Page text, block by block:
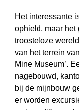
Het interessante
ophield, maar het
troosteloze
van het terrein
Mine Museum’.
nagebouwd,
bij de mijnbouw
er worden